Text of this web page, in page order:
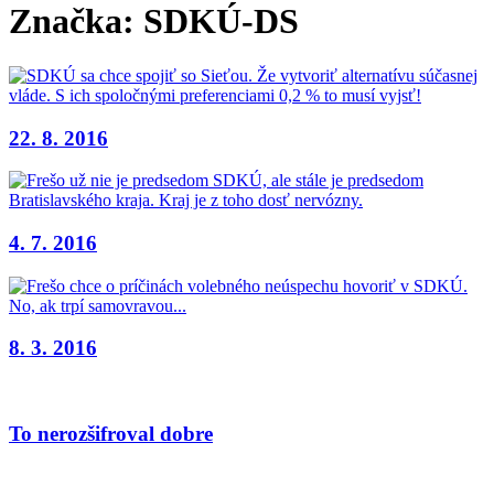
Značka: SDKÚ-DS
22. 8. 2016
4. 7. 2016
8. 3. 2016
To nerozšifroval dobre